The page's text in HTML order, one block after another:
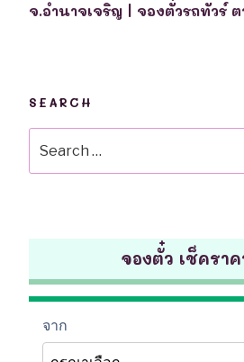
จ.อำนาจเจริญ | จองตั๋วรถทัวร์ ต
SEARCH
for:
จองตั๋ว เช็ครา